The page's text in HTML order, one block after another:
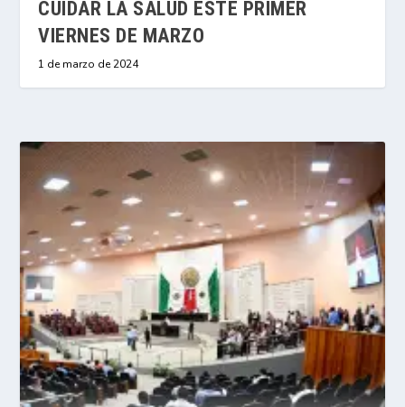
CUIDAR LA SALUD ESTE PRIMER
VIERNES DE MARZO
1 de marzo de 2024